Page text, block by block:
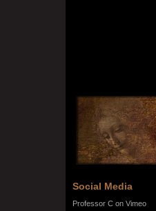
Social Media
Professor C on Vimeo